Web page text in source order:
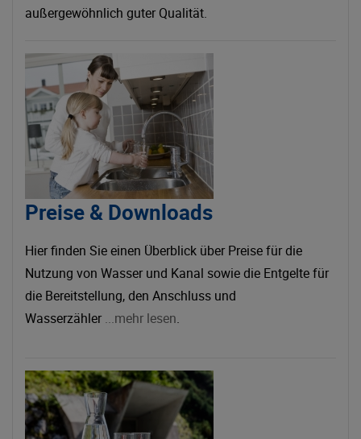
außergewöhnlich guter Qualität.
Preise & Downloads
Hier finden Sie einen Überblick über Preise für die
Nutzung von Wasser und Kanal sowie die Entgelte für
die Bereitstellung, den Anschluss und
Wasserzähler...mehr lesen.